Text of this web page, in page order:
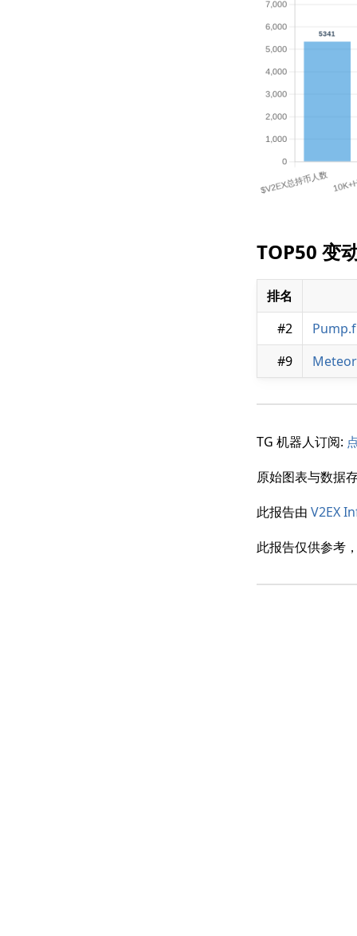
TOP50 变
排名
#2
#9
TG 机器人订阅:
原始图表与数据
此报告由 V2EX
此报告仅供参考